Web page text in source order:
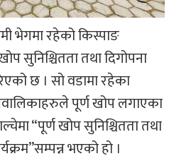
भेगमा रहेको किस्पाङ
सुनिश्चितता तथा दिगोपना
छ । सो वडामा रहेका
पूर्ण खोप लगाएका
“पूर्ण खोप सुनिश्चितता तथा
भएको हो ।